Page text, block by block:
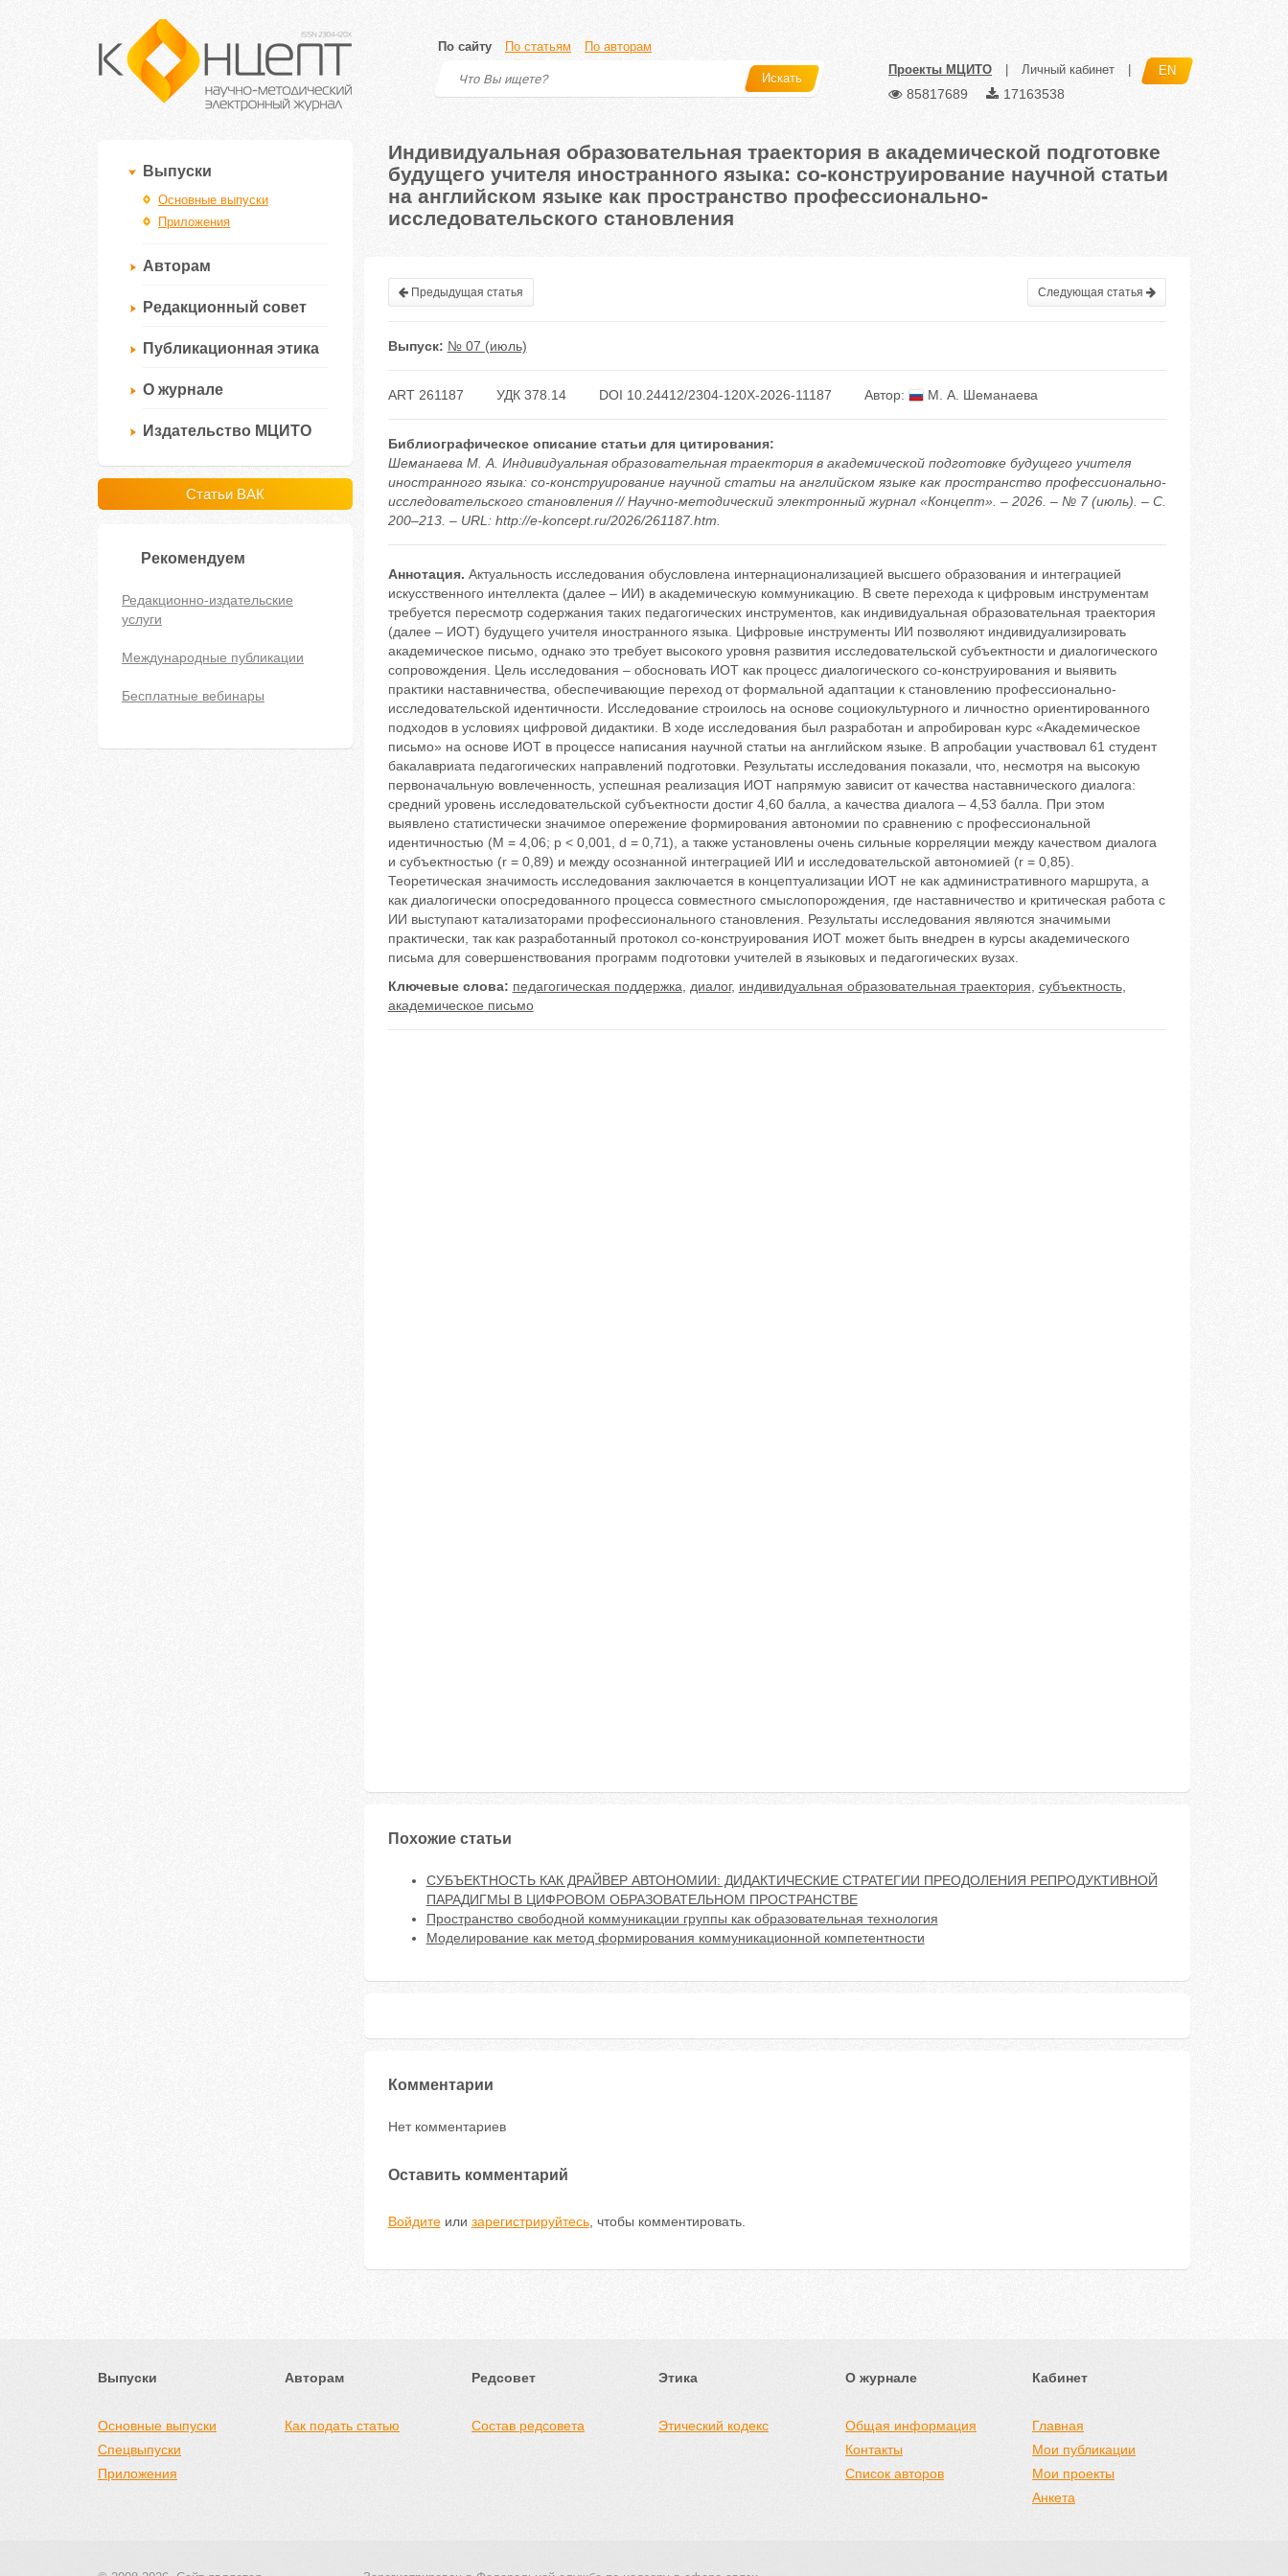
По сайту По статьям По авторам
Искать
Проекты МЦИТО Личный кабинет EN
85817689 17163538
Выпуски
Основные выпуски
Приложения
Авторам
Редакционный совет
Публикационная этика
О журнале
Издательство МЦИТО
Статьи ВАК
Рекомендуем
Редакционно-издательские
услуги
Международные публикации
Бесплатные вебинары
Индивидуальная образовательная траектория в академической подготовке
будущего учителя иностранного языка: со-конструирование научной статьи
на английском языке как пространство профессионально-
исследовательского становления
Предыдущая статья Следующая статья
Выпуск: № 07 (июль)
ART 261187 УДК 378.14 DOI 10.24412/2304-120X-2026-11187 Автор: М. А. Шеманаева
Библиографическое описание статьи для цитирования:
Шеманаева М. А. Индивидуальная образовательная траектория в академической подготовке будущего учителя
иностранного языка: со-конструирование научной статьи на английском языке как пространство профессионально-
исследовательского становления // Научно-методический электронный журнал «Концепт». – 2026. – № 7 (июль). – С.
200–213. – URL: http://e-koncept.ru/2026/261187.htm.
Аннотация. Актуальность исследования обусловлена интернационализацией высшего образования и интеграцией
искусственного интеллекта (далее – ИИ) в академическую коммуникацию. В свете перехода к цифровым инструментам
требуется пересмотр содержания таких педагогических инструментов, как индивидуальная образовательная траектория
(далее – ИОТ) будущего учителя иностранного языка. Цифровые инструменты ИИ позволяют индивидуализировать
академическое письмо, однако это требует высокого уровня развития исследовательской субъектности и диалогического
сопровождения. Цель исследования – обосновать ИОТ как процесс диалогического со-конструирования и выявить
практики наставничества, обеспечивающие переход от формальной адаптации к становлению профессионально-
исследовательской идентичности. Исследование строилось на основе социокультурного и личностно ориентированного
подходов в условиях цифровой дидактики. В ходе исследования был разработан и апробирован курс «Академическое
письмо» на основе ИОТ в процессе написания научной статьи на английском языке. В апробации участвовал 61 студент
бакалавриата педагогических направлений подготовки. Результаты исследования показали, что, несмотря на высокую
первоначальную вовлеченность, успешная реализация ИОТ напрямую зависит от качества наставнического диалога:
средний уровень исследовательской субъектности достиг 4,60 балла, а качества диалога – 4,53 балла. При этом
выявлено статистически значимое опережение формирования автономии по сравнению с профессиональной
идентичностью (M = 4,06; p < 0,001, d = 0,71), а также установлены очень сильные корреляции между качеством диалога
и субъектностью (r = 0,89) и между осознанной интеграцией ИИ и исследовательской автономией (r = 0,85).
Теоретическая значимость исследования заключается в концептуализации ИОТ не как административного маршрута, а
как диалогически опосредованного процесса совместного смыслопорождения, где наставничество и критическая работа с
ИИ выступают катализаторами профессионального становления. Результаты исследования являются значимыми
практически, так как разработанный протокол со-конструирования ИОТ может быть внедрен в курсы академического
письма для совершенствования программ подготовки учителей в языковых и педагогических вузах.
Ключевые слова: педагогическая поддержка диалог, индивидуальная образовательная траектория субъектность,
академическое письмо
Похожие статьи
СУБЪЕКТНОСТЬ КАК ДРАЙВЕР АВТОНОМИИ: ДИДАКТИЧЕСКИЕ СТРАТЕГИИ ПРЕОДОЛЕНИЯ РЕПРОДУКТИВНОЙ
ПАРАДИГМЫ В ЦИФРОВОМ ОБРАЗОВАТЕЛЬНОМ ПРОСТРАНСТВЕ
Пространство свободной коммуникации группы как образовательная технология
Моделирование как метод формирования коммуникационной компетентности
Комментарии
Нет комментариев
Оставить комментарий
Войдитеили зарегистрируйтесь, чтобы комментировать.
Выпуски
Основные выпуски
Спецвыпуски
Приложения
Авторам
Как подать статью
Редсовет
Состав редсовета
Этика
Этический кодекс
О журнале
Общая информация
Контакты
Список авторов
Кабинет
Главная
Мои публикации
Мои проекты
Анкета